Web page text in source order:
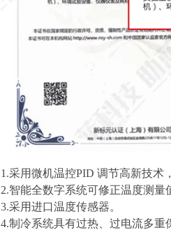
1.采用微机温控PID 调节高新技术
2.智能全数字系统可修正温度测
3.采用进口温度传感器。
4.制冷系统具有过热 过电流多重